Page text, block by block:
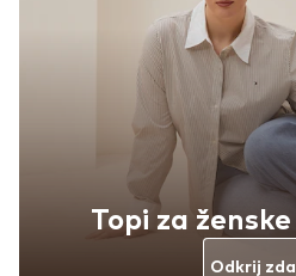
Topi za
Odkrij